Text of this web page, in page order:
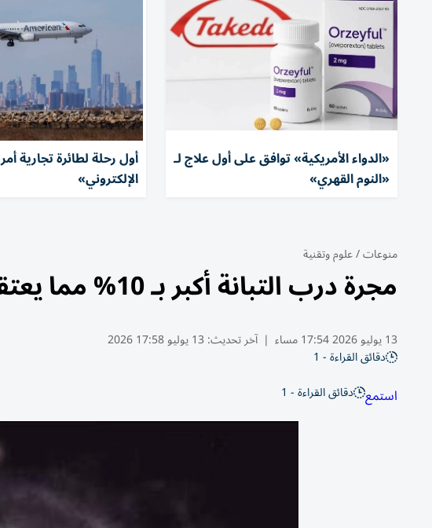
«الدواء الأمريكية» توافق على أول علاج لـ
«النوم القهري»
أول رحلة لطائرة تجارية
الإلكتروني»
منوعات/علوم وتقنية
مجرة درب التبانة أكبر بـ 10% مما يعتقد
13 يوليو 2026 17:54 مساء | آخر تحديث: 13 يوليو 17:58 2026
دقائق القراءة - 1
استمع دقائق القراءة - 1